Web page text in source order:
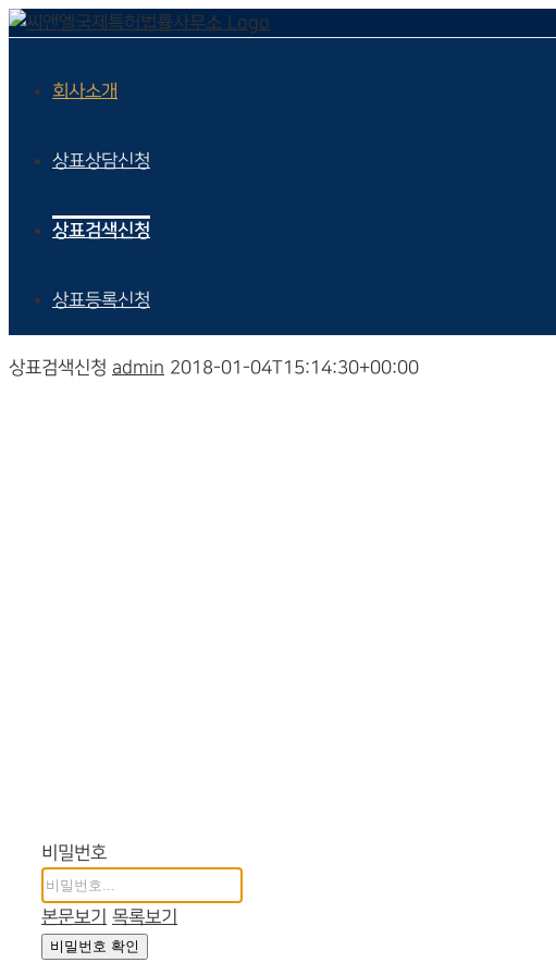
회사소개
상표상담신청
상표검색신청
상표등록신청
상표검색신청 admin 2018-01-04T15:14:30+00:00
비밀번호
본문보기 목록보기
비밀번호 확인